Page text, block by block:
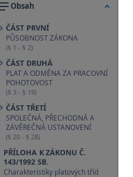
Obsah
ČÁST PRVNÍ
PŮSOBNOST ZÁKONA
(§ 1 - § 2)
ČÁST DRUHÁ
PLAT A ODMĚNA ZA PRACOVNÍ
POHOTOVOST
(§ 3 - § 19)
ČÁST TŘETÍ
SPOLEČNÁ, PŘECHODNÁ A
ZÁVĚREČNÁ USTANOVENÍ
(§ 20 - § 28)
PŘÍLOHA K ZÁKONU Č.
143/1992 SB.
Charakteristiky platových tříd